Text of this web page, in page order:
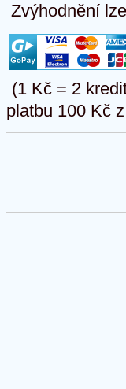
Zvýhodnění
(1 Kč = 2
platbu 100 Kč